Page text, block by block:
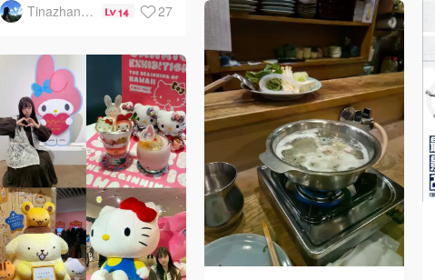
Tinazhang0706 14 27